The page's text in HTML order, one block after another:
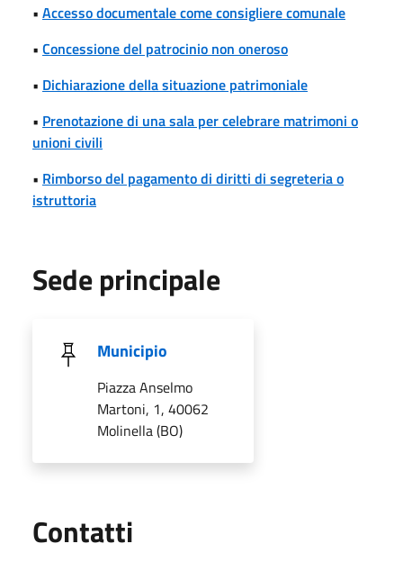
• Accesso documentale come consigliere comunale
• Concessione del patrocinio non oneroso
• Dichiarazione della situazione patrimoniale
• Prenotazione di una sala per celebrare matrimoni o
unioni civili
• Rimborso del pagamento di diritti di segreteria o
istruttoria
Sede principale
Municipio
Piazza Anselmo
Martoni, 1, 40062
Molinella (BO)
Contatti